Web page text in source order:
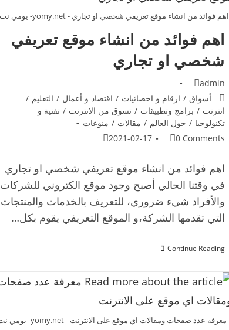
اهم فوائد من انشاء موقع تعريفي شخصي او تجاري - yomy.net- يومي نت -
اهم فوائد من انشاء موقع تعريفي
شخصي او تجاري
admin
أسواق / ارقام و احصائيات / اقتصاد و أعمال / التعليم /
انترنت / برامج وتطبيقات / تسوق من الانترنت / تقنية و
تكنولوجيا / حول العالم / مقالات / منوعات
0 Comments
2021-02-17
اهم فوائد من انشاء موقع تعريفي شخصي او تجاري
في وقتنا الحالي أصبح وجود موقع الكتروني للشركات
والأفراد شيء ضروري، للتعريف بالخدمات والمنتجات
التي تقدمها الشركة،و الموقع التعريفي يقوم بكل…
Continue Reading
معرفة عدد صفحات ومقالات اي موقع على الانترنت - yomy.net- يومي نت